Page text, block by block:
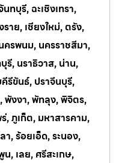
ทบุรี, ฉะเชิงเทรา,
าย, เชียงใหม่, ตรัง,
รพนม, นครราชสีมา,
รี, นราธิวาส, น่าน,
รีขันธ์, ปราจีนบุรี,
พังงา, พัทลุง, พิจิตร,
ภูเก็ต, มหาสารคาม,
, ร้อยเอ็ด, ระนอง,
, เลย, ศรีสะเกษ,